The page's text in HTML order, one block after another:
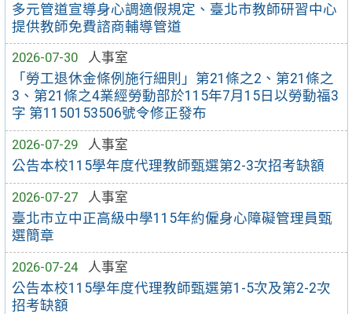
多元管道宣導身心調適假規定、臺北市教師研習中心
提供教師免費諮商輔導管道
2026-07-30
人事室
「勞工退休金條例施行細則」第21條之2、第21條之
3、第21條之4業經勞動部於115年7月15日以勞動福3
字 第1150153506號令修正發布
2026-07-29
人事室
公告本校115學年度代理教師甄選第2-3次招考缺額
2026-07-27
人事室
臺北市立中正高級中學115年約僱身心障礙管理員甄
選簡章
2026-07-24
人事室
公告本校115學年度代理教師甄選第1-5次及第2-2次
招考缺額